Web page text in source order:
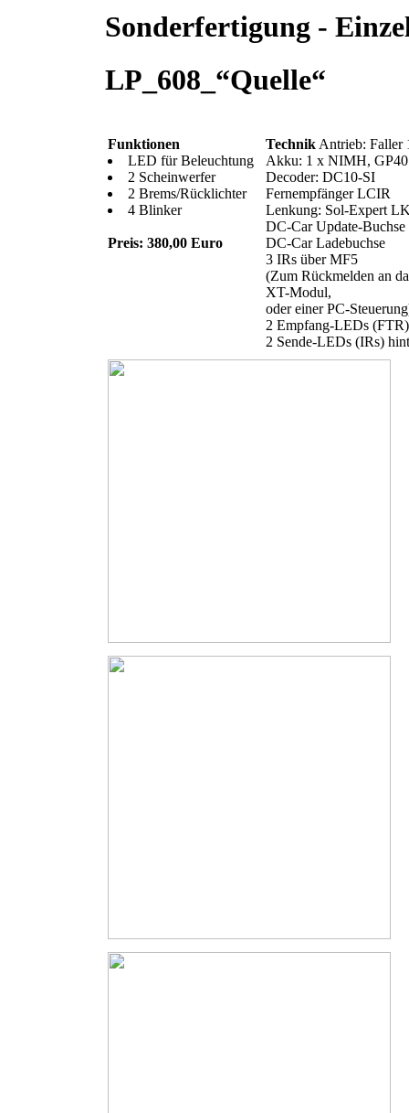
Sonderfertigung -
LP_608_“Quelle“
Funktionen
LED für Beleuchtung
2 Scheinwerfer
2 Brems/Rücklichter
4 Blinker
Preis: 380,00 Euro
Technik Antrieb: Faller
Akku: 1 x NIMH,
Decoder: DC10-SI
Fernempfänger LCIR
Lenkung: Sol-Expert
DC-Car Update-Buchse
DC-Car Ladebuchse
3 IRs über MF5
(Zum Rückmelden an
XT-Modul,
oder einer PC-
2 Empfang-LEDs
2 Sende-LEDs (IRs)